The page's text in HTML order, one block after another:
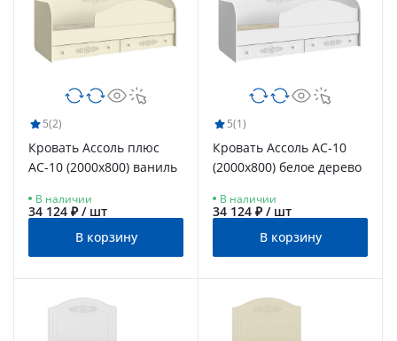
5(2)
Кровать Ассоль плюс
АС-10 (2000х800) ваниль
В наличии
34 124 ₽ / шт
В корзину
5(1)
Кровать Ассоль АС-10
(2000х800) белое дерево
В наличии
34 124 ₽ / шт
В корзину